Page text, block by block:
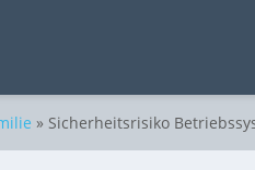
» Sicherheitsrisiko